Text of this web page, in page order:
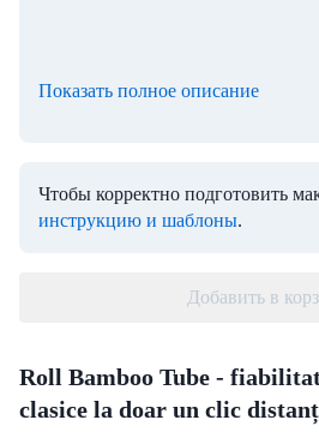
Показать полное описание
Чтобы корректно подготовить
инструкцию и шаблоны.
Добавить в
Roll Bamboo Tube -
clasice la doar un clic